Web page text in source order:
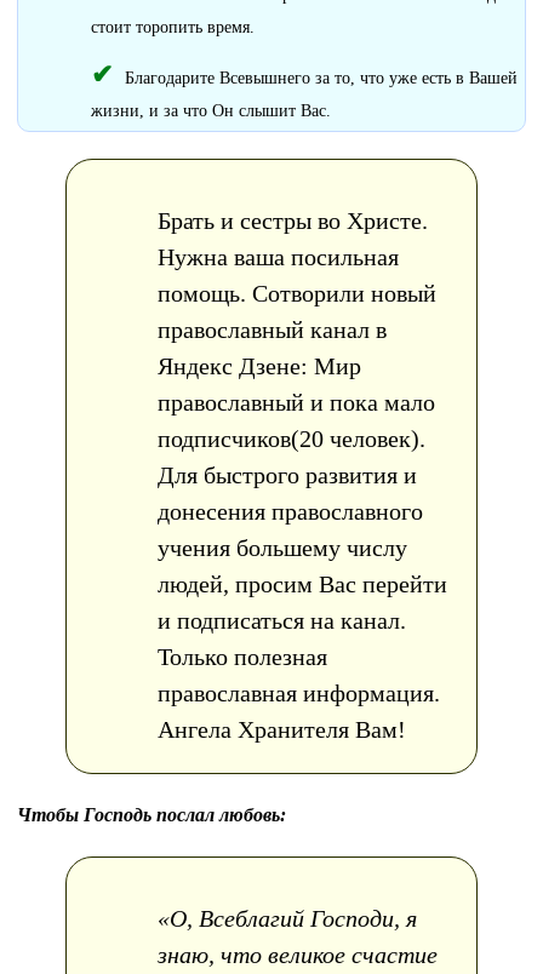
стоит торопить время.
Благодарите Всевышнего за то, что уже есть в Вашей
жизни, и за что Он слышит Вас.
Брать и сестры во Христе.
Нужна ваша посильная
помощь. Сотворили новый
православный канал в
Яндекс Дзене: Мир
православный и пока мало
подписчиков(20 человек).
Для быстрого развития и
донесения православного
учения большему числу
людей, просим Вас перейти
и подписаться на канал.
Только полезная
православная информация.
Ангела Хранителя Вам!
Чтобы Господь послал любовь:
«О, Всеблагий Господи, я
знаю, что великое счастие